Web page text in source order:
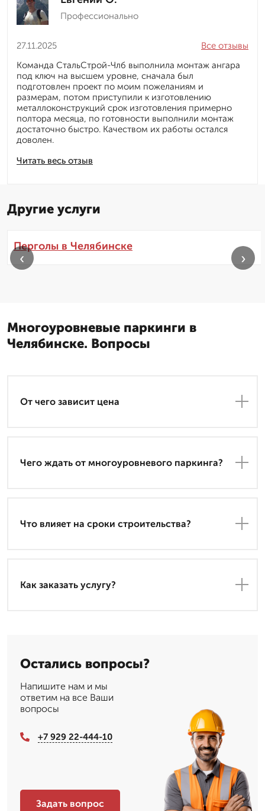
Профессионально
27.11.2025
Читать весь отзыв
Все отзывы
Команда СтальСтрой-Члб выполнила монтаж ангара
под ключ на высшем уровне, сначала был
подготовлен проект по моим пожеланиям и
размерам, потом приступили к изготовлению
металлоконструкций срок изготовления примерно
полтора месяца, по готовности выполнили монтаж
достаточно быстро. Качеством их работы остался
доволен.
Другие услуги
Перголы в Челябинске
‹ ›
Многоуровневые паркинги в
Челябинске. Вопросы
От чего зависит цена
Чего ждать от многоуровневого паркинга?
Что влияет на сроки строительства?
Как заказать услугу?
Остались вопросы?
Напишите нам и мы
ответим на все Ваши
вопросы
+7 929 22-444-10
Задать вопрос